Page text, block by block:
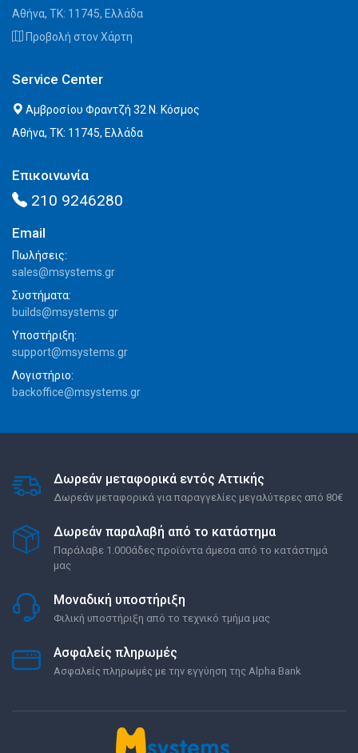
Αθήνα, ΤΚ: 11745, Ελλάδα
Προβολή στον Χάρτη
Service Center
Αμβροσίου Φραντζή 32 Ν. Κόσμος
Αθήνα, ΤΚ: 11745, Ελλάδα
Επικοινωνία
210 9246280
Email
Πωλήσεις:
sales@msystems.gr
Συστήματα:
builds@msystems.gr
Υποστήριξη:
support@msystems.gr
Λογιστήριο:
backoffice@msystems.gr
Δωρεάν μεταφορικά εντός Αττικής
Δωρεάν μεταφορικά για παραγγελίες μεγαλύτερες από 80€
Δωρεάν παραλαβή από το κατάστημα
Παράλαβε 1.000άδες προϊόντα άμεσα από το κατάστημά
μας
Μοναδική υποστήριξη
Φιλική υποστήριξη από το τεχνικό τμήμα μας
Ασφαλείς πληρωμές
Ασφαλείς πληρωμές με την εγγύηση της Alpha Bank